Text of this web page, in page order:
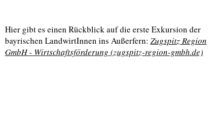
Hier gibt es einen Rückblick auf die erste Exkursion der
bayrischen LandwirtInnen ins Außerfern: Zugspitz Region
GmbH - Wirtschaftsförderung (zugspitz-region-gmbh.de)